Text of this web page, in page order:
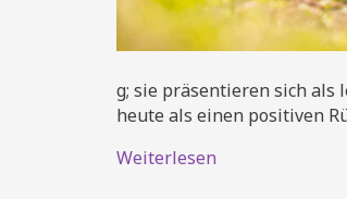
g; sie präsentieren sich als
heute als einen positiven
Weiterlesen